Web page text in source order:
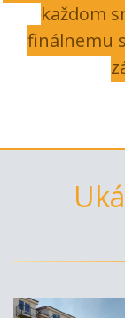
každom
finálnemu